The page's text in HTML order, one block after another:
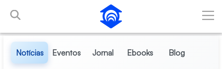
Pular para o Conteúdo principal
Notícias Eventos Jornal Ebooks Blog